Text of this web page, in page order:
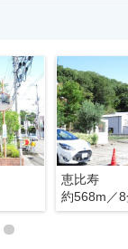
恵比寿
約568m／